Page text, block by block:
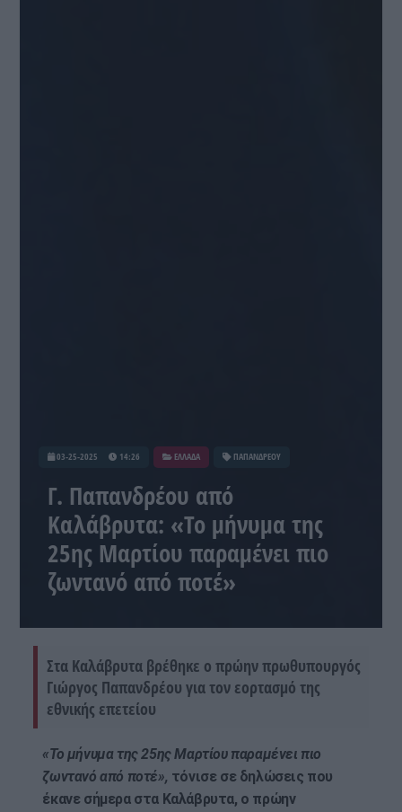
03-25-2025 14:26 ΕΛΛΑΔΑ ΠΑΠΑΝΔΡΕΟΥ
Γ. Παπανδρέου από
Καλάβρυτα: «Το μήνυμα της
25ης Μαρτίου παραμένει πιο
ζωντανό από ποτέ»
Στα Καλάβρυτα βρέθηκε ο πρώην πρωθυπουργός
Γιώργος Παπανδρέου για τον εορτασμό της
εθνικής επετείου
«Το μήνυμα της 25ης Μαρτίου παραμένει πιο
ζωντανό από ποτέ», τόνισε σε δηλώσεις που
έκανε σήμερα στα Καλάβρυτα, ο πρώην